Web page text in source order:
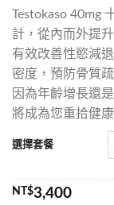
分
Testokaso 40mg
計，從內而外提
有效改善性慾減
密度，預防骨質
因為年齡增長還
將成為您重拾健
選擇套餐
NT$3,400